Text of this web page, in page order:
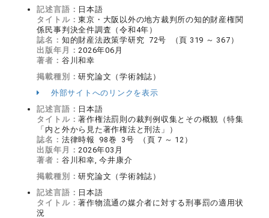
記述言語： 日本語
タイトル：東京・大阪以外の地方裁判所の知的財産権関
係民事判決全件調査（令和4年）
誌名： 知的財産法政策学研究 72号 （頁 319 ～ 367）
出版年月：2026年06月
著者： 谷川和幸
掲載種別：研究論文（学術雑誌）
外部サイトへのリンクを表示
記述言語： 日本語
タイトル：著作権法罰則の裁判例収集とその概観（特集
「内と外から見た著作権法と刑法」）
誌名： 法律時報 98巻 3号 （頁 7 ～ 12）
出版年月：2026年03月
著者： 谷川和幸, 今井康介
掲載種別：研究論文（学術雑誌）
記述言語： 日本語
タイトル：著作物流通の媒介者に対する刑事罰の適用状
況